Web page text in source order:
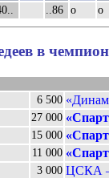
..86 о о
в
6 500
27 000
15 000
11 000
3 000 ЦСКА